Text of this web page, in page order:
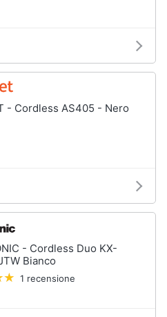
- Cordless AS405 - Nero
- Cordless Duo KX-
Bianco
1 recensione